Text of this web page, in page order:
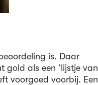
is. Daar
gold als een ‘lijstje van
voorgoed voorbij. Een